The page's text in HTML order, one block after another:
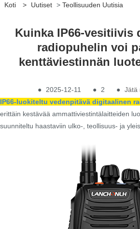
Koti > Uutiset > Teollisuuden Uutisia
Kuinka IP66-vesitiivis
radiopuhelin voi
kenttäviestinnän
● 2025-12-11 ● 2 ● Jätä
IP66-luokiteltu vedenpitävä digitaalinen
erittäin kestävää ammattiviestintälaitteiden
suunniteltu haastaviin ulko-, teollisuus- ja